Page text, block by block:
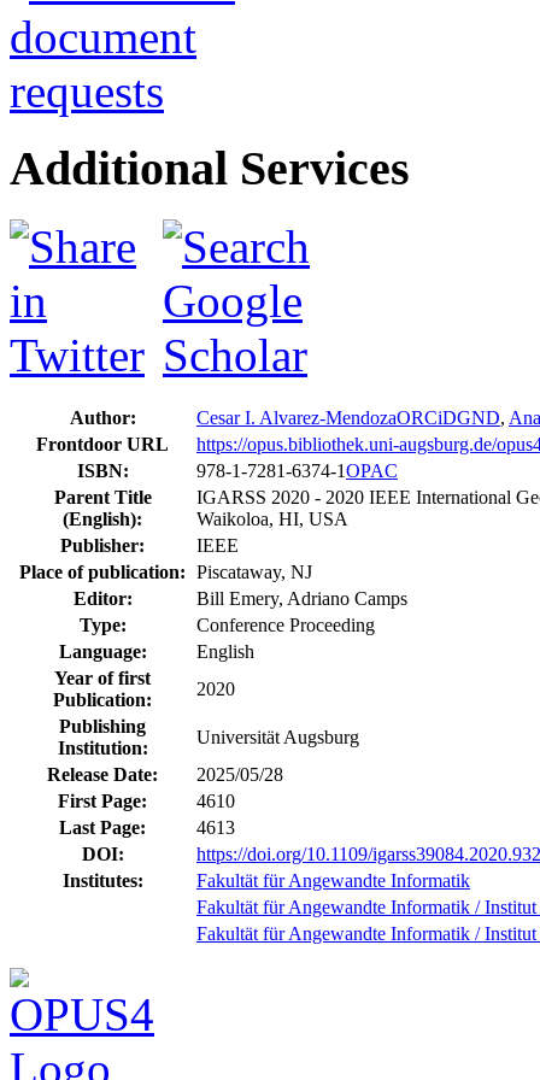
Additional Services
Author: Cesar I. Alvarez-MendozaORCiDGND,
Frontdoor URL
https://opus.bibliothek.uni-augsburg.de/
ISBN:
978-1-7281-6374-1OPAC
Parent Title
(English):
IGARSS 2020 - 2020 IEEE International
Waikoloa, HI, USA
Publisher:
IEEE
Place of publication: Piscataway, NJ
Editor:
Bill Emery, Adriano Camps
Type:
Conference Proceeding
Language:
English
Year of first
Publication:
2020
Publishing
Institution:
Universität Augsburg
Release Date:
2025/05/28
First Page:
4610
Last Page:
4613
DOI:
https://doi.org/10.1109/
Institutes:
Fakultät für Angewandte Informatik
Fakultät für Angewandte Informatik /
Fakultät für Angewandte Informatik /